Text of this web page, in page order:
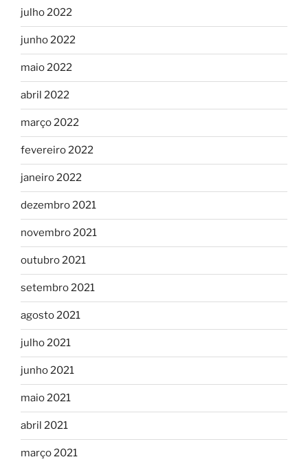
julho 2022
junho 2022
maio 2022
abril 2022
março 2022
fevereiro 2022
janeiro 2022
dezembro 2021
novembro 2021
outubro 2021
setembro 2021
agosto 2021
julho 2021
junho 2021
maio 2021
abril 2021
março 2021